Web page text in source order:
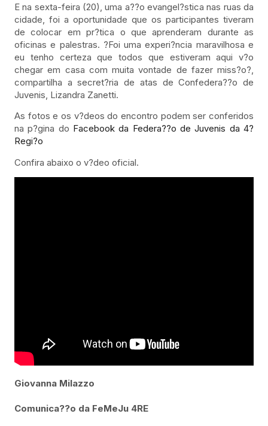
E na sexta-feira (20), uma a??o evangel?stica nas ruas da
cidade, foi a oportunidade que os participantes tiveram
de colocar em pr?tica o que aprenderam durante as
oficinas e palestras. ?Foi uma experi?ncia maravilhosa e
eu tenho certeza que todos que estiveram aqui v?o
chegar em casa com muita vontade de fazer miss?o?,
compartilha a secret?ria de atas de Confedera??o de
Juvenis, Lizandra Zanetti.
As fotos e os v?deos do encontro podem ser conferidos
na p?gina do Facebook da Federa??o de Juvenis da 4?
Regi?o
Confira abaixo o v?deo oficial.
Giovanna Milazzo
Comunica??o da FeMeJu 4RE